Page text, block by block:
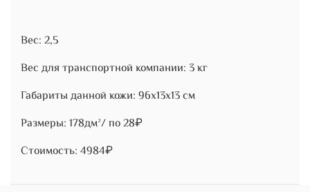
Вес: 2,5
Вес для транспортной компании: 3 кг
Габариты данной кожи: 96х13х13 см
Размеры: 178дм²/ по 28₽
Стоимость: 4984₽